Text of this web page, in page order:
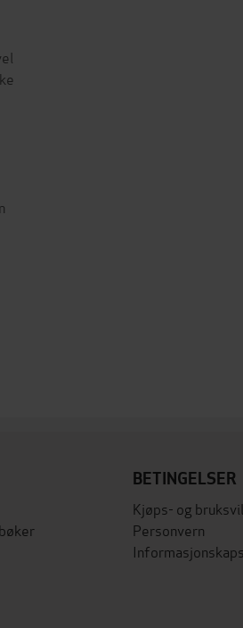
BETINGELSER
Kjøps- og
Personvern